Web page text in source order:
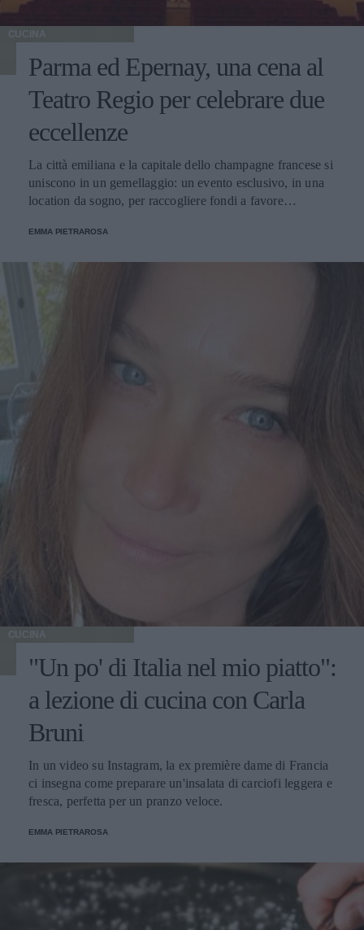
CUCINA
Parma ed Epernay, una cena al
Teatro Regio per celebrare due
eccellenze
La città emiliana e la capitale dello champagne francese si
uniscono in un gemellaggio: un evento esclusivo, in una
location da sogno, per raccogliere fondi a favore
EMMA PIETRAROSA
CUCINA
"Un po' di Italia nel mio piatto":
a lezione di cucina con Carla
Bruni
In un video su Instagram, la ex première dame di Francia
ci insegna come preparare un'insalata di carciofi leggera e
fresca, perfetta per un pranzo veloce.
EMMA PIETRAROSA